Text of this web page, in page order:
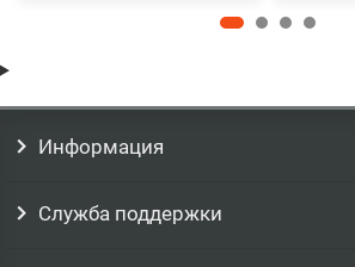
Информация
Служба поддержки